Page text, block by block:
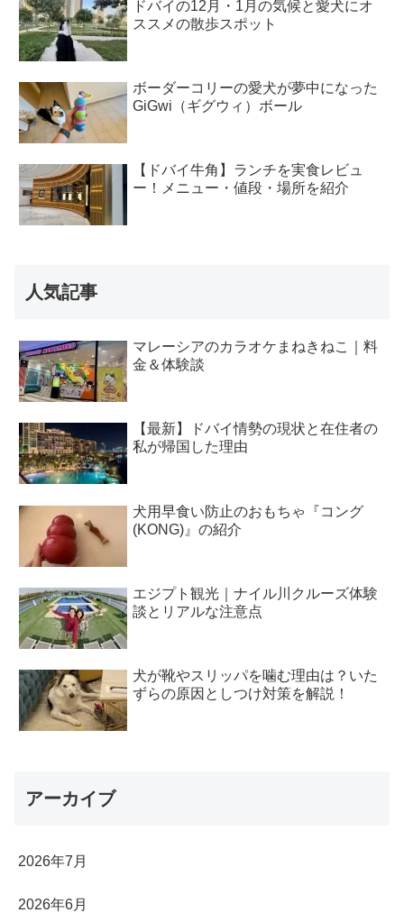
ドバイの12月・1月の気候と愛犬にオ
ススメの散歩スポット
ボーダーコリーの愛犬が夢中になった
GiGwi（ギグウィ）ボール
【ドバイ牛角】ランチを実食レビュ
ー！メニュー・値段・場所を紹介
人気記事
マレーシアのカラオケまねきねこ｜料
金＆体験談
【最新】ドバイ情勢の現状と在住者の
私が帰国した理由
犬用早食い防止のおもちゃ『コング
(KONG)』の紹介
エジプト観光｜ナイル川クルーズ体験
談とリアルな注意点
犬が靴やスリッパを噛む理由は？いた
ずらの原因としつけ対策を解説！
アーカイブ
2026年7月
2026年6月